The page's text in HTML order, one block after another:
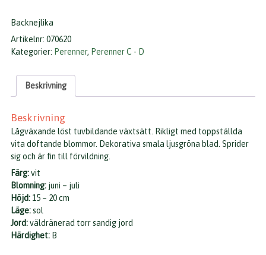
Backnejlika
Artikelnr: 070620
Kategorier: Perenner, Perenner C - D
Beskrivning
Beskrivning
Lågväxande löst tuvbildande växtsätt. Rikligt med toppställda
vita doftande blommor. Dekorativa smala ljusgröna blad. Sprider
sig och är fin till förvildning.
Färg:vit
Blomning: juni – juli
Höjd: 15 – 20 cm
Läge:sol
Jord:väldränerad torr sandig jord
Härdighet: B